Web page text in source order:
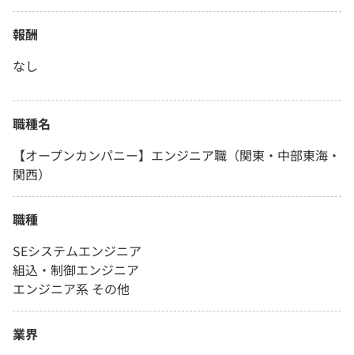
報酬
なし
職種名
【オープンカンパニー】エンジニア職（関東・中部東海・
関西）
職種
SEシステムエンジニア
組込・制御エンジニア
エンジニア系 その他
業界